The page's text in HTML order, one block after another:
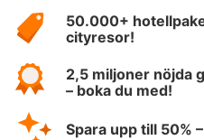
HotelSpecials
50.000+
cityresor!
2,5 miljoner nöjda
– boka du med!
Spara upp till 50%